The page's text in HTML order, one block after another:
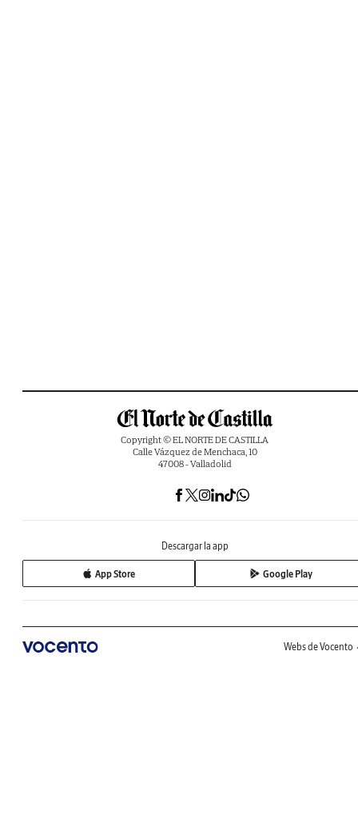
Copyright © EL NORTE DE CASTILLA
Calle Vázquez de Menchaca, 10
47008 - Valladolid
Descargar la app
App Store Google Play
Webs de Vocento